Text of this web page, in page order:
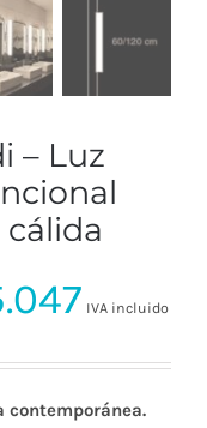
– Luz
cálida
Rango
de
IVA incluido